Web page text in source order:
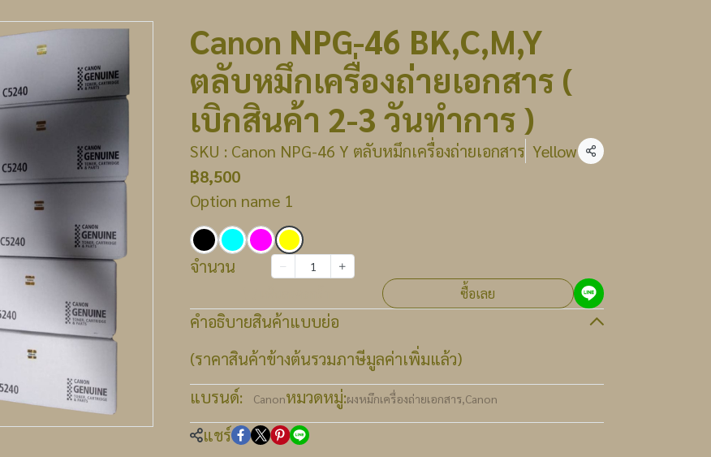
Canon NPG-46 BK,C,M,Y
ตลับหมึกเครื่องถ่ายเอกสาร (
เบิกสินค้า 2-3 วันทำการ )
SKU : Canon NPG-46 Y ตลับหมึกเครื่องถ่ายเอกสาร Yellow แชร์
฿8,500
Option name 1
จำนวน
ซื้อเลย
คำอธิบายสินค้าแบบย่อ
(ราคาสินค้าข้างต้นรวมภาษีมูลค่าเพิ่มแล้ว)
แบรนด์:
Canonหมวดหมู่:ผงหมึกเครื่องถ่ายเอกสาร,Canon
แชร์